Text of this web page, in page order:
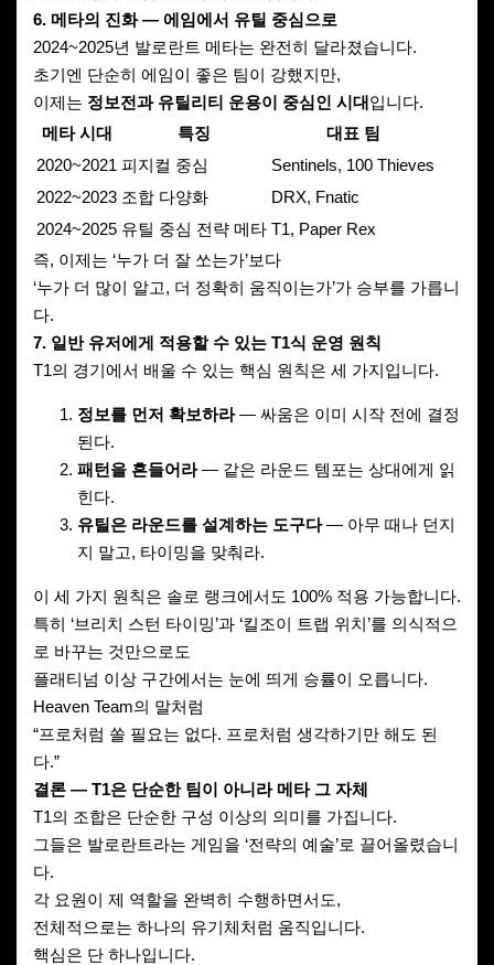
6. 메타의 진화 — 에임에서 유틸 중심으로
2024~2025년 발로란트 메타는 완전히 달라졌습니다.
초기엔 단순히 에임이 좋은 팀이 강했지만,
이제는 정보전과 유틸리티 운용이 중심인 시대입니다.
메타 시대
특징
대표 팀
2020~2021 피지컬 중심
Sentinels, 100 Thieves
2022~2023 조합 다양화
DRX, Fnatic
2024~2025 유틸 중심 전략 메타 T1, Paper Rex
즉, 이제는 ‘누가 더 잘 쏘는가’보다
‘누가 더 많이 알고, 더 정확히 움직이는가’가 승부를 가릅니
다.
7. 일반 유저에게 적용할 수 있는 T1식 운영 원칙
T1의 경기에서 배울 수 있는 핵심 원칙은 세 가지입니다.
정보를 먼저 확보하라— 싸움은 이미 시작 전에 결정
된다.
패턴을 흔들어라— 같은 라운드 템포는 상대에게 읽
힌다.
유틸은 라운드를 설계하는 도구다— 아무 때나 던지
지 말고, 타이밍을 맞춰라.
이 세 가지 원칙은 솔로 랭크에서도 100% 적용 가능합니다.
특히 ‘브리치 스턴 타이밍’과 ‘킬조이 트랩 위치’를 의식적으
로 바꾸는 것만으로도
플래티넘 이상 구간에서는 눈에 띄게 승률이 오릅니다.
Heaven Team의 말처럼
“프로처럼 쏠 필요는 없다. 프로처럼 생각하기만 해도 된
다.”
결론 — T1은 단순한 팀이 아니라 메타 그 자체
T1의 조합은 단순한 구성 이상의 의미를 가집니다.
그들은 발로란트라는 게임을 ‘전략의 예술’로 끌어올렸습니
다.
각 요원이 제 역할을 완벽히 수행하면서도,
전체적으로는 하나의 유기체처럼 움직입니다.
핵심은 단 하나입니다.